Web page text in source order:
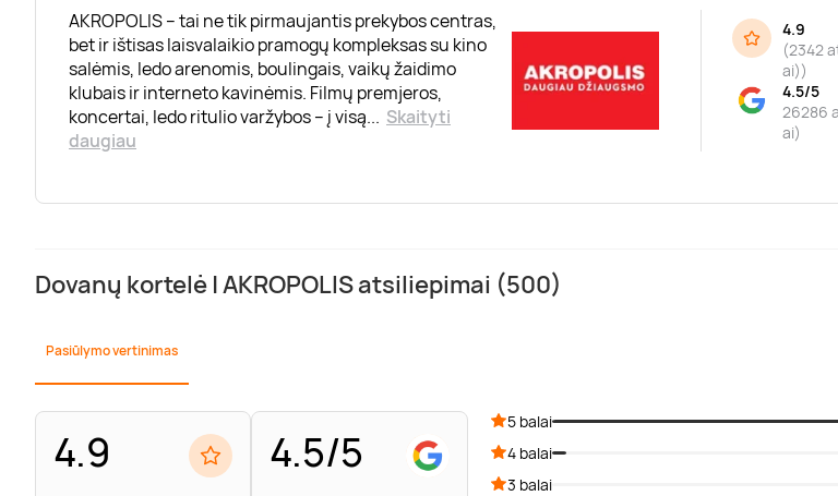
AKROPOLIS – tai ne tik pirmaujantis prekybos centras,
bet ir ištisas laisvalaikio pramogų kompleksas su kino
salėmis, ledo arenomis, boulingais, vaikų žaidimo
klubais ir interneto kavinėmis. Filmų premjeros,
koncertai, ledo ritulio varžybos – į visą... Skaityti
daugiau
4.9
(2342
ai))
4.5/5
26286
ai)
Dovanų kortelė | AKROPOLIS atsiliepimai (500)
Pasiūlymo vertinimas
4.9 4.5/5
5 balai
4 balai
3 balai